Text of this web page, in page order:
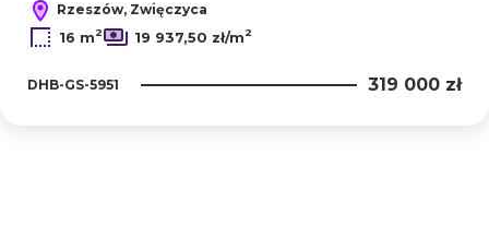
Rzeszów, Zwięczyca
16 m2 19 937,50 zł/m2
DHB-GS-5951 319 000 zł